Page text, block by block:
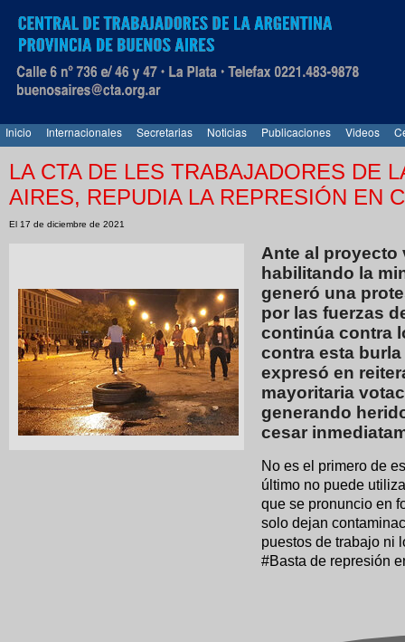
Inicio Internacionales Secretarias Noticias Publicaciones Videos
LA CTA DE LES TRABAJADORES DE
AIRES, REPUDIA LA REPRESIÓN EN
El 17 de diciembre de 2021
Ante al proyecto
habilitando la
generó una
por las fuerzas
continúa contra
contra esta
expresó en
mayoritaria
generando
cesar
No es el primero de
último no puede
que se pronuncio en
solo dejan
puestos de trabajo ni
#Basta de represión